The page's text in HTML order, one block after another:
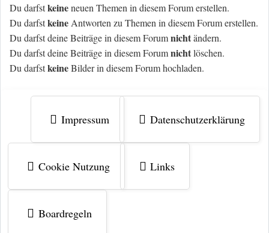
Du darfstkeineneuen Themen in diesem Forum erstellen.
Du darfstkeine Antworten zu Themen in diesem Forum erstellen.
Du darfst deine Beiträge in diesem Forumnichtändern.
Du darfst deine Beiträge in diesem Forumnichtlöschen.
Du darfstkeineBilder in diesem Forum hochladen.
Impressum Datenschutzerklärung
Cookie Nutzung Links
Boardregeln